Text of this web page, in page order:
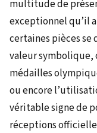
multitude de
exceptionnel qu’il
certaines pièces
valeur symbolique,
médailles
ou encore
véritable signe de
réceptions